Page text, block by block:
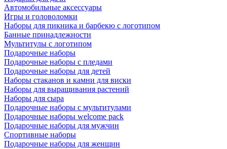
Автомобильные аксессуары
Игры и головоломки
Наборы для пикника и барбекю с логотипом
Банные принадлежности
Мультитулы с логотипом
Подарочные наборы
Подарочные наборы с пледами
Подарочные наборы для детей
Наборы стаканов и камни для виски
Наборы для выращивания растений
Наборы для сыра
Подарочные наборы с мультитулами
Подарочные наборы welcome pack
Подарочные наборы для мужчин
Спортивные наборы
Подарочные наборы для женщин